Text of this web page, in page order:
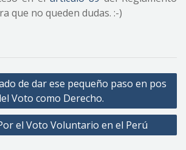
que no queden dudas. :-)
de dar ese pequeño paso en pos
Voto como Derecho.
el Voto Voluntario en el Perú